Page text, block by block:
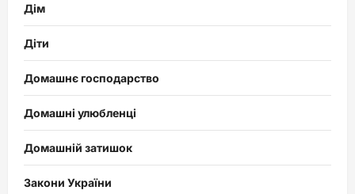
Дім
Діти
Домашнє господарство
Домашні улюбленці
Домашній затишок
Закони України